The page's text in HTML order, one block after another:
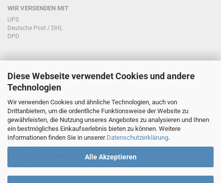
Diese Webseite verwendet Cookies und andere
Technologien
Wir verwenden Cookies und ähnliche Technologien, auch von
Drittanbietern, um die ordentliche Funktionsweise der Website zu
gewährleisten, die Nutzung unseres Angebotes zu analysieren und Ihnen
ein bestmögliches Einkaufserlebnis bieten zu können. Weitere
Informationen finden Sie in unserer Datenschutzerklärung.
Alle Akzeptieren
WIR VERSENDEN MIT
UPS
Deutsche Post / DHL
DPD
KONTAKT KUNDENSERVICE
Sie haben Fragen zu unseren Produkten?
Telefon:
0151/51760708
Email:
info@typenschild.online